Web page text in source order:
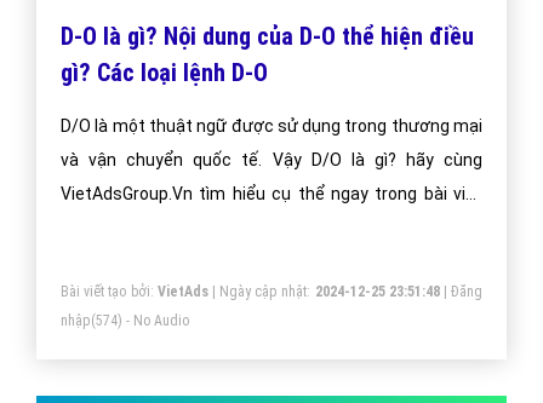
D-O là gì? Nội dung của D-O thể hiện điều
gì? Các loại lệnh D-O
D/O là một thuật ngữ được sử dụng trong thương mại
và vận chuyển quốc tế. Vậy D/O là gì? hãy cùng
VietAdsGroup.Vn tìm hiểu cụ thể ngay trong bài viết
Bài viết tạo bởi: VietAds| Ngày cập nhật: 2024-12-25 23:51:48|Đăng
nhập(574) - No Audio